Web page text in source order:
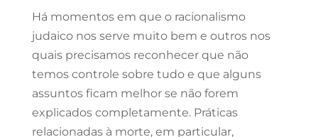
Há momentos em que o racionalismo
judaico nos serve muito bem e outros nos
quais precisamos reconhecer que não
temos controle sobre tudo e que alguns
assuntos ficam melhor se não forem
explicados completamente. Práticas
relacionadas à morte, em particular,